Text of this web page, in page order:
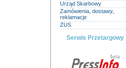
Urząd Skarbowy
Zamówienia, dostawy,
reklamacje
ZUS
Serwis Przetargowy